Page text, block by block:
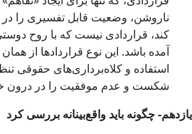
ناروشن، وضعیت قابل تفسیری را
کند، قراردادی نیست که با روح
آمده باشد. این نوع قراردادها از
استفاده و کلاه‌برداری‌های حقوقی
شکست و عدم موفقیت را در درون
یازدهم- چگونه باید واقع‌بینانه بررسی کرد